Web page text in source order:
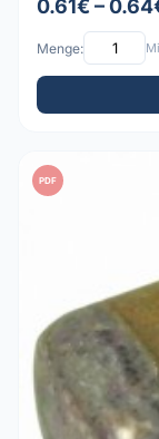
0.61€ –
Menge:
PDF